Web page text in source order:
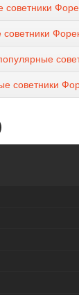
советники
советники